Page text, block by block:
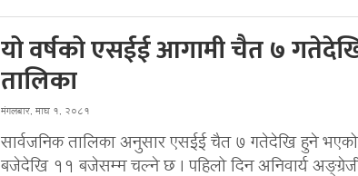
यो वर्षको एसईई आगामी चैत ७
तालिका
मंगलबार, माघ १, २०८१
सार्वजनिक तालिका अनुसार एसईई चैत ७ गतेदेखि हुने भएको
बजेदेखि ११ बजेसम्म चल्ने छ । पहिलो दिन अनिवार्य